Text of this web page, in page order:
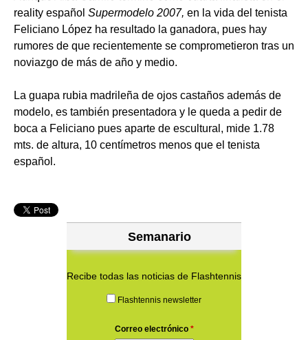
reality español Supermodelo 2007, en la vida del tenista
Feliciano López ha resultado la ganadora, pues hay
rumores de que recientemente se comprometieron tras un
noviazgo de más de año y medio.
La guapa rubia madrileña de ojos castaños además de
modelo, es también presentadora y le queda a pedir de
boca a Feliciano pues aparte de escultural, mide 1.78
mts. de altura, 10 centímetros menos que el tenista
español.
Semanario
Recibe todas las noticias de Flashtennis
Flashtennis newsletter
Correo electrónico *